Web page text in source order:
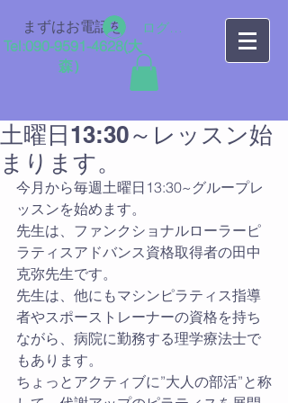
まずはお電話を
Tel:090-9591-4628​(大
森）
ログイン
土曜日13:30～レッスン始
まります。
今月から毎週土曜日13:30~グループレ
ッスンを始めます。
先生は、ファンクショナルローラーピ
ラティスアドバンス資格取得者の田中
克弥先生です。
先生は、他にもマシンピラティス指導
者やスポーストレーナーの資格を持ち
ながら、病院に勤務する理学療法士で
もあります。
ちょっとアクティブに”大人の部活”と称